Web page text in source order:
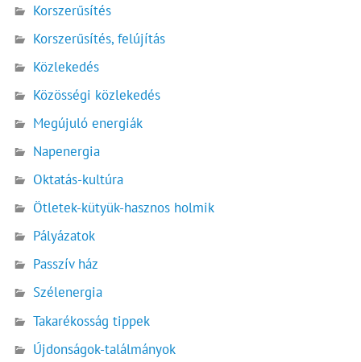
Korszerűsítés
Korszerűsítés, felújítás
Közlekedés
Közösségi közlekedés
Megújuló energiák
Napenergia
Oktatás-kultúra
Ötletek-kütyük-hasznos holmik
Pályázatok
Passzív ház
Szélenergia
Takarékosság tippek
Újdonságok-találmányok